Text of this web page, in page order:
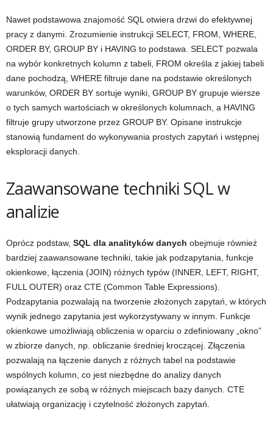
Nawet podstawowa znajomość SQL otwiera drzwi do efektywnej
pracy z danymi. Zrozumienie instrukcji SELECT, FROM, WHERE,
ORDER BY, GROUP BY i HAVING to podstawa. SELECT pozwala
na wybór konkretnych kolumn z tabeli, FROM określa z jakiej tabeli
dane pochodzą, WHERE filtruje dane na podstawie określonych
warunków, ORDER BY sortuje wyniki, GROUP BY grupuje wiersze
o tych samych wartościach w określonych kolumnach, a HAVING
filtruje grupy utworzone przez GROUP BY. Opisane instrukcje
stanowią fundament do wykonywania prostych zapytań i wstępnej
eksploracji danych.
Zaawansowane techniki SQL w
analizie
Oprócz podstaw, SQL dla analityków danych obejmuje również
bardziej zaawansowane techniki, takie jak podzapytania, funkcje
okienkowe, łączenia (JOIN) różnych typów (INNER, LEFT, RIGHT,
FULL OUTER) oraz CTE (Common Table Expressions).
Podzapytania pozwalają na tworzenie złożonych zapytań, w których
wynik jednego zapytania jest wykorzystywany w innym. Funkcje
okienkowe umożliwiają obliczenia w oparciu o zdefiniowany „okno”
w zbiorze danych, np. obliczanie średniej kroczącej. Złączenia
pozwalają na łączenie danych z różnych tabel na podstawie
wspólnych kolumn, co jest niezbędne do analizy danych
powiązanych ze sobą w różnych miejscach bazy danych. CTE
ułatwiają organizację i czytelność złożonych zapytań.